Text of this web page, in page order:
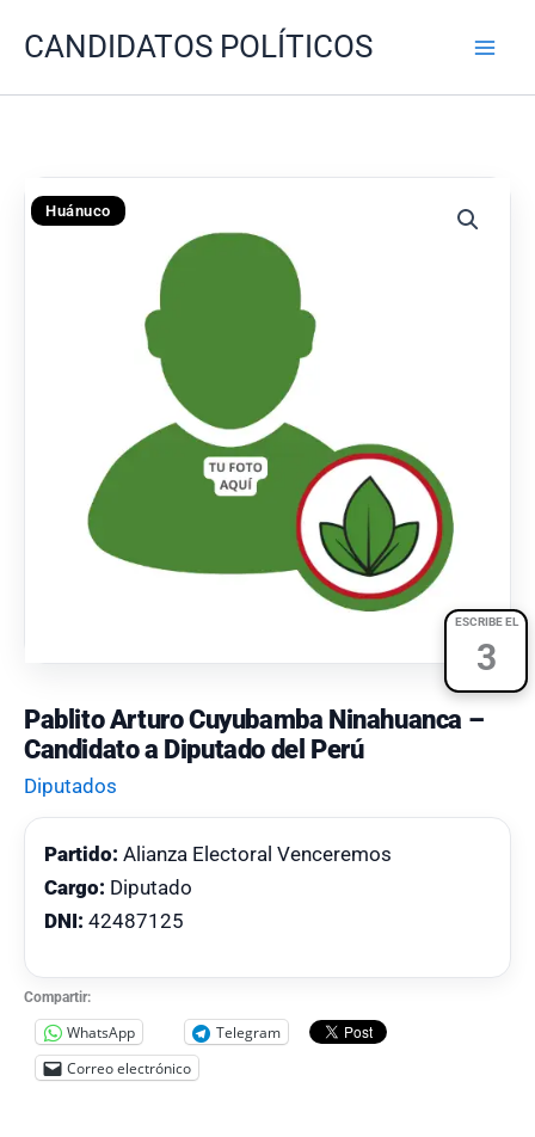
CANDIDATOS POLÍTICOS
ESCRIBE EL
3
Huánuco
Pablito Arturo Cuyubamba Ninahuanca –
Candidato a Diputado del Perú
Diputados
Partido: Alianza Electoral Venceremos
Cargo: Diputado
DNI: 42487125
Compartir:
WhatsApp
Telegram
Correo electrónico